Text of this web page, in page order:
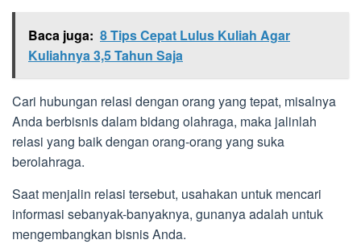
Baca juga: 8 Tips Cepat Lulus Kuliah Agar
Kuliahnya 3,5 Tahun Saja
Cari hubungan relasi dengan orang yang tepat, misalnya
Anda berbisnis dalam bidang olahraga, maka jalinlah
relasi yang baik dengan orang-orang yang suka
berolahraga.
Saat menjalin relasi tersebut, usahakan untuk mencari
informasi sebanyak-banyaknya, gunanya adalah untuk
mengembangkan bisnis Anda.